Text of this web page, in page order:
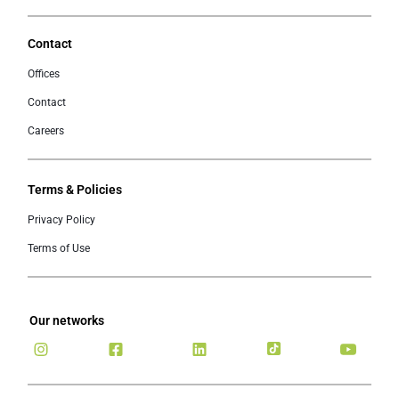
Contact
Offices
Contact
Careers
Terms & Policies
Privacy Policy
Terms of Use
Our networks